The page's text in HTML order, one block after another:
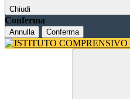
Chiudi
Conferma
Annulla Conferma